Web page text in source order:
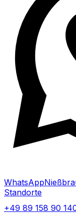
WhatsApp
Standorte
+49 89 158 90